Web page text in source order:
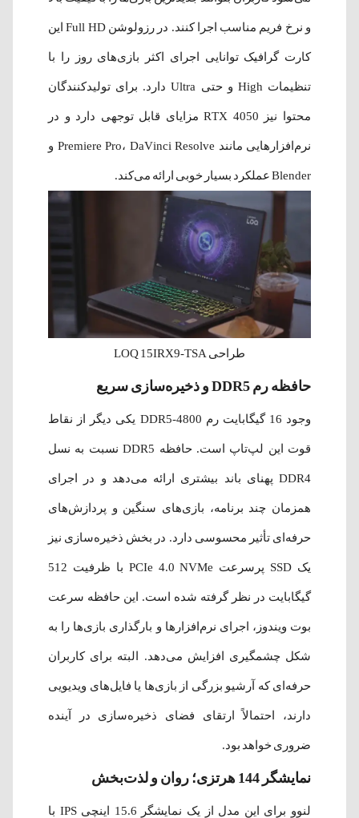
و نرخ فریم مناسب اجرا کنند. در رزولوشن Full HD این
کارت گرافیک توانایی اجرای اکثر بازی‌های روز را با
تنظیمات High و حتی Ultra دارد. برای تولیدکنندگان
محتوا نیز RTX 4050 مزایای قابل توجهی دارد و در
نرم‌افزارهایی مانند Premiere Pro، DaVinci Resolve و
Blender عملکرد بسیار خوبی ارائه می‌کند.
طراحی LOQ 15IRX9-TSA
حافظه رم DDR5 و ذخیره‌سازی سریع
وجود 16 گیگابایت رم DDR5-4800 یکی دیگر از نقاط
قوت این لپ‌تاپ است. حافظه DDR5 نسبت به نسل
DDR4 پهنای باند بیشتری ارائه می‌دهد و در اجرای
همزمان چند برنامه، بازی‌های سنگین و پردازش‌های
حرفه‌ای تأثیر محسوسی دارد. در بخش ذخیره‌سازی نیز
یک SSD پرسرعت PCIe 4.0 NVMe با ظرفیت 512
گیگابایت در نظر گرفته شده است. این حافظه سرعت
بوت ویندوز، اجرای نرم‌افزارها و بارگذاری بازی‌ها را به
شکل چشمگیری افزایش می‌دهد. البته برای کاربران
حرفه‌ای که آرشیو بزرگی از بازی‌ها یا فایل‌های ویدیویی
دارند، احتمالاً ارتقای فضای ذخیره‌سازی در آینده
ضروری خواهد بود.
نمایشگر 144 هرتزی؛ روان و لذت‌بخش
لنوو برای این مدل از یک نمایشگر 15.6 اینچی IPS با